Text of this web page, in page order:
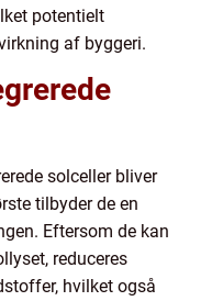
potentielt
af byggeri.
solceller bliver
tilbyder de en
Eftersom de kan
reduceres
hvilket også